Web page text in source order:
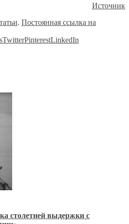
Источник
. Постоянная ссылка на
TwitterPinterestLinkedIn
столетней выдержки с